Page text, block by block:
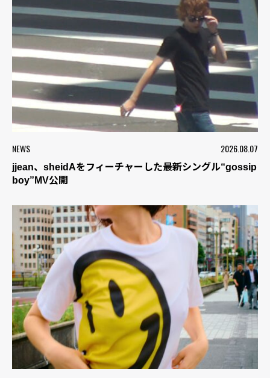
NEWS 2026.08.07
jjean、sheidAをフィーチャーした最新シングル“gossip
boy”MV公開